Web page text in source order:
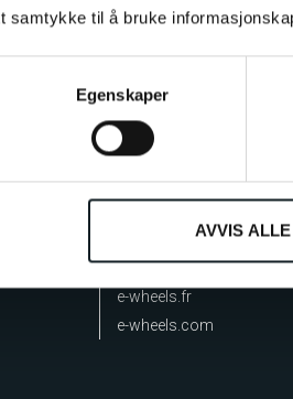
samtykke til å bruke
Egenskaper
AVVIS ALLE
Om oss
Våre butikker
Ledige stillinger
Sosiale medier
ewheels.se
ewheels.fi
e-wheels.fr
e-wheels.com